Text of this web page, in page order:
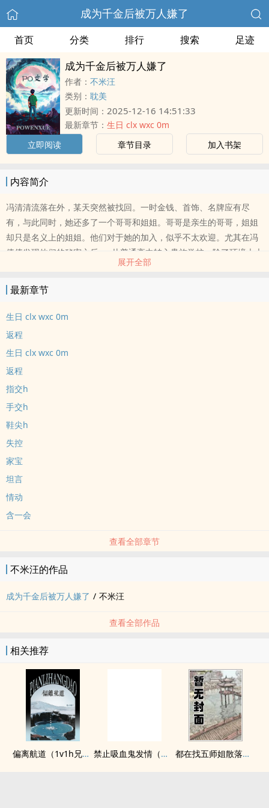
成为千金后被万人嫌了
首页 分类 排行 搜索 足迹
成为千金后被万人嫌了
作者： 不米汪
类别： 耽美
更新时间： 2025-12-16 14:51:33
最新章节： 生日 clx wxc 0m
立即阅读
章节目录 加入书架
内容简介
冯清清流落在外，某天突然被找回。一时金钱、首饰、名牌应有尽
有，与此同时，她还多了一个哥哥和姐姐。哥哥是亲生的哥哥，姐姐
却只是名义上的姐姐。他们对于她的加入，似乎不太欢迎。尤其在冯
倩倩发现他们的秘密之后……从普通高中转入贵族学校，除了环境大大
不同之外，同学们的颜值也是大大提升。班长、学长、学弟、竹马他
们蜂拥而至……狗血之作，满足个人恶趣味。
展开全部
最新章节
生日 clx wxc 0m
返程
生日 clx wxc 0m
返程
指交h
手交h
鞋尖h
失控
家宝
坦言
情动
含一会
查看全部章节
不米汪的作品
成为千金后被万人嫌了 / 不米汪
查看全部作品
相关推荐
偏离航道（1v1h兄妹骨科bg） 禁止吸血鬼发情（姐狗高H 1v1） 都在找五师姐散落的法宝